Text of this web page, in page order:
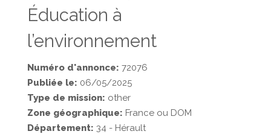
Éducation à
l’environnement
Numéro d'annonce: 72076
Publiée le: 06/05/2025
Type de mission: other
Zone géographique: France ou DOM
Département: 34 - Hérault